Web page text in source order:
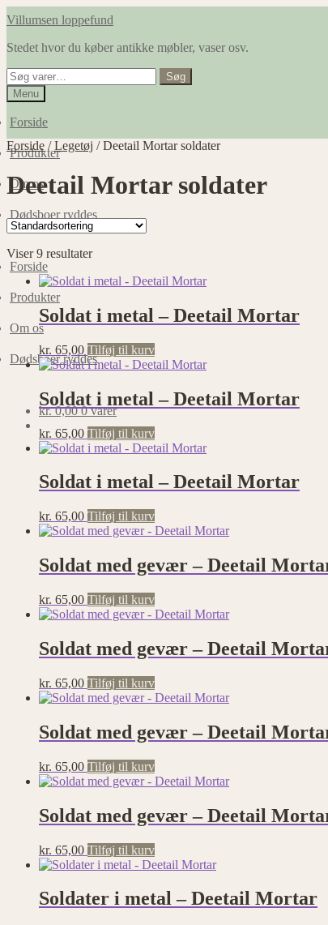
Spring
navigation
Spring
indhold
Villumsen loppefund
Stedet hvor du køber antikke møbler, vaser osv.
Søg
efter:
Søg
Menu
Forside
Produkter
Om os
Dødsboer ryddes
Forside
Produkter
Om os
Dødsboer ryddes
kr.0,00 0 varer
Forside /Legetøj /Deetail Mortar soldater
Deetail Mortar soldater
Viser 9 resultater
Soldat i metal – Deetail Mortar
kr. 65,00 Tilføj til kurv
Soldat i metal – Deetail Mortar
kr. 65,00 Tilføj til kurv
Soldat i metal – Deetail Mortar
kr. 65,00 Tilføj til kurv
Soldat med gevær – Deetail
kr. 65,00 Tilføj til kurv
Soldat med gevær – Deetail
kr. 65,00 Tilføj til kurv
Soldat med gevær – Deetail
kr. 65,00 Tilføj til kurv
Soldat med gevær – Deetail
kr. 65,00 Tilføj til kurv
Soldater i metal – Deetail Mortar